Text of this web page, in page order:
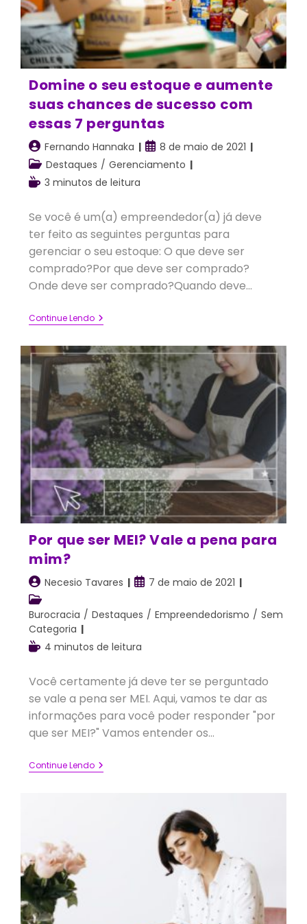
Domine o seu estoque e aumente
suas chances de sucesso com
essas 7 perguntas
Autor
do
post:
Fernando Hannaka
Post
publicado:
8 de maio de 2021
Categoria
do
Destaques / Gerenciamento
Tempo
leitura:
3 minutos de leitura
Se você é um(a) empreendedor(a) já deve
ter feito as seguintes perguntas para
gerenciar o seu estoque: O que deve ser
comprado?Por que deve ser comprado?
Onde deve ser comprado?Quando deve…
Continue LendoDomine
O
Estoque
E
Aumente
Suas
Chances
De
Sucesso
Com
Essas
7
Perguntas
Por que ser MEI? Vale a pena para
mim?
Autor
do
post:
Necesio Tavares
Post7 de maio de 2021
Categoria
do
post:
Burocracia / Destaques / Empreendedorismo / Sem
Categoria
Tempo
leitura:
4 minutos de leitura
Você certamente já deve ter se perguntado
se vale a pena ser MEI. Aqui, vamos te dar as
informações para você poder responder "por
que ser MEI?" Vamos entender os…
Continue LendoPor
Que